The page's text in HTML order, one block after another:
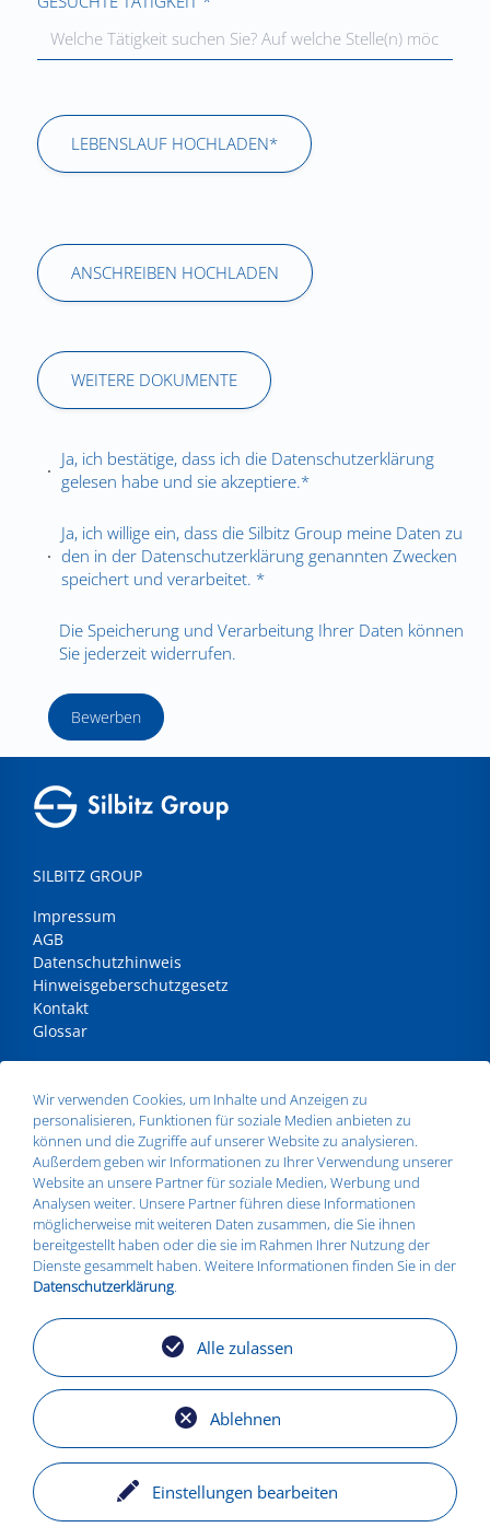
LEBENSLAUF HOCHLADEN*
ANSCHREIBEN HOCHLADEN
WEITERE DOKUMENTE
Ja, ich bestätige, dass ich die Datenschutzerklärung
gelesen habe und sie akzeptiere.*
Ja, ich willige ein, dass die Silbitz Group meine Daten zu
den in der Datenschutzerklärunggenannten Zwecken
speichert und verarbeitet. *
Die Speicherung und Verarbeitung Ihrer Daten können
Sie jederzeit widerrufen.
Bewerben
SILBITZ GROUP
Impressum
AGB
Datenschutzhinweis
Hinweisgeberschutzgesetz
Kontakt
Glossar
ANSCHRIFT
Silbitz Group GmbH
Dr.- Maruschky - Straße 2
07613 Silbitz
Telefon:+49 36693 579010
E-Mail:info@silbitz-group.com
STANDORTE
Silbitz
Zeitz
Košice
Torgelow
Wir verwenden Cookies, um Inhalte und Anzeigen zu
personalisieren, Funktionen für soziale Medien anbieten zu
können und die Zugriffe auf unserer Website zu analysieren.
Außerdem geben wir Informationen zu Ihrer Verwendung unserer
Website an unsere Partner für soziale Medien, Werbung und
Analysen weiter. Unsere Partner führen diese Informationen
möglicherweise mit weiteren Daten zusammen, die Sie ihnen
bereitgestellt haben oder die sie im Rahmen Ihrer Nutzung der
Dienste gesammelt haben. Weitere Informationen finden Sie in der
Datenschutzerklärung.
Einstellungen bearbeiten
Ablehnen
Alle zulassen